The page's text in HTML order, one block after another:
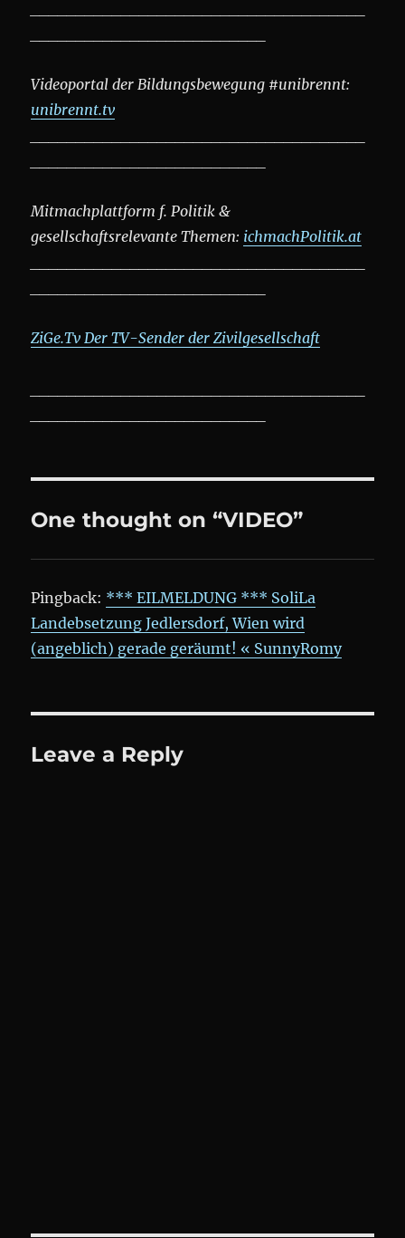
Videoportal der Bildungsbewegung #unibrennt:
unibrennt.tv
Mitmachplattform f. Politik &
gesellschaftsrelevante Themen: ichmachPolitik.at
ZiGe.Tv Der TV-Sender der Zivilgesellschaft
One thought on “VIDEO”
Pingback: *** EILMELDUNG *** SoliLa
Landebsetzung Jedlersdorf, Wien wird
(angeblich) gerade geräumt! « SunnyRomy
Leave a Reply